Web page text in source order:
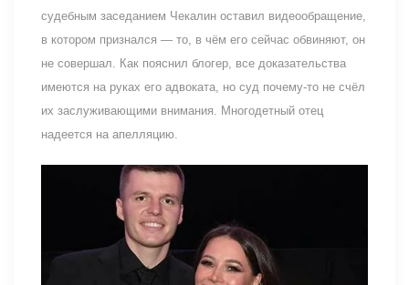
судебным заседанием Чекалин оставил видеообращение,
в котором признался — то, в чём его сейчас обвиняют, он
не совершал. Как пояснил блогер, все доказательства
имеются на руках его адвоката, но суд почему-то не счёл
их заслуживающими внимания. Многодетный отец
надеется на апелляцию.